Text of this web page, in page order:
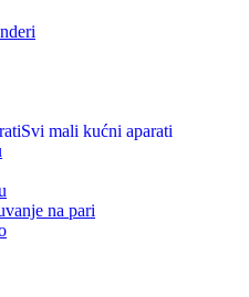
Svi mali kućni aparati
na pari